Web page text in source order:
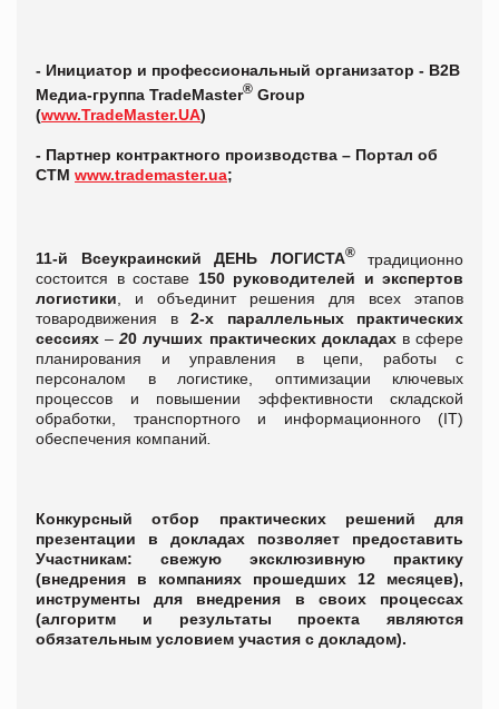
- Инициатор и профессиональный организатор - B2B
Медиа-группа TradeMaster® Group
(www.TradeMaster.UA)
- Партнер контрактного производства – Портал об
СТМ www.trademaster.ua;
11-й Всеукраинский ДЕНЬ ЛОГИСТА®
традиционно
состоится в составе 150 руководителей и экспертов
логистики , и объединит решения для всех этапов
товародвижения в 2-х параллельных практических
сессиях –20 лучших практических докладах в сфере
планирования и управления в цепи, работы с
персоналом в логистике, оптимизации ключевых
процессов и повышении эффективности складской
обработки, транспортного и информационного (IT)
обеспечения компаний
Конкурсный отбор практических решений для
презентации в докладах позволяет предоставить
Участникам: свежую эксклюзивную практику
(внедрения в компаниях прошедших 12 месяцев),
инструменты для внедрения в своих процессах
(алгоритм и результаты проекта являются
обязательным условием участия с докладом).